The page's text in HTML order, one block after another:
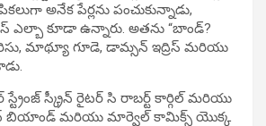
అనేక పేర్లను పంచుకున్నాడు,
ఎల్బా కూడా ఉన్నారు. అతను “బాండ్?
మాథ్యూ గూడె, డామ్సన్ ఇద్రిస్ మరియు
స్ట్రేంజ్ స్క్రీన్ రైటర్ సి రాబర్ట్ కార్గిల్ మరియు
బియాండ్ మరియు మార్వెల్ కామిక్స్ యొక్క